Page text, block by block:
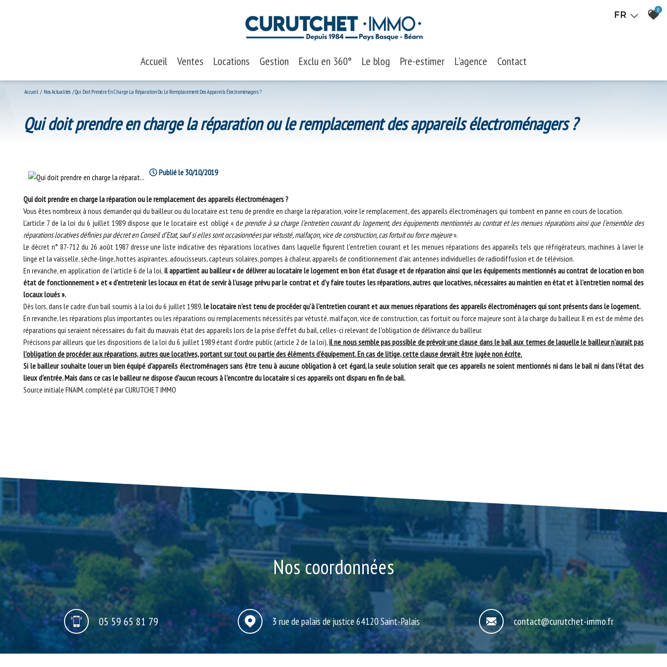
FR 0
Accueil Ventes
Maisons
Terrains
Locations
Maisons
Biens professionnels
Gestion Exclu en 360° Le blog Pre-estimer L'agence
Nos partenaires
Contact
Accueil Nos Actualités Qui Doit Prendre En Charge La Réparation Ou Le Remplacement Des Appareils Électroménagers ?
qui doit prendre en charge la réparation ou le remplacement des appareils électroménagers ?
Publié le 30/10/2019
Qui doit prendre en charge la réparation ou le remplacement des appareils électroménagers ?
Vous êtes nombreux à nous demander qui du bailleur ou du locataire est tenu de prendre en charge la réparation, voire le remplacement, des appareils électroménagers qui tombent en panne en cours de location.
L’article 7 de la loi du 6 juillet 1989 dispose que le locataire est obligé « de prendre à sa charge l’entretien courant du logement, des équipements mentionnés au contrat et les menues réparations ainsi que l’ensemble des
réparations locatives définies par décret en Conseil d’Etat, sauf si elles sont occasionnées par vétusté, malfaçon, vice de construction, cas fortuit ou force majeure».
Le décret n° 87-712 du 26 août 1987 dresse une liste indicative des réparations locatives dans laquelle figurent l’entretien courant et les menues réparations des appareils tels que réfrigérateurs, machines à laver le
linge et la vaisselle, sèche-linge, hottes aspirantes, adoucisseurs, capteurs solaires, pompes à chaleur, appareils de conditionnement d’air, antennes individuelles de radiodiffusion et de télévision.
En revanche, en application de l’article 6 de la loi, il appartient au bailleur « de délivrer au locataire le logement en bon état d’usage et de réparation ainsi que les équipements mentionnés au contrat de location en bon
état de fonctionnement » et « d’entretenir les locaux en état de servir à l’usage prévu par le contrat et d’y faire toutes les réparations, autres que locatives, nécessaires au maintien en état et à l’entretien normal des
locaux loués ».
Dès lors, dans le cadre d’un bail soumis à la loi du 6 juillet 1989,le locataire n’est tenu de procéder qu’à l’entretien courant et aux menues réparations des appareils électroménagers qui sont présents dans le logement.
En revanche, les réparations plus importantes ou les réparations ou remplacements nécessités par vétusté, malfaçon, vice de construction, cas fortuit ou force majeure sont à la charge du bailleur. Il en est de même des
réparations qui seraient nécessaires du fait du mauvais état des appareils lors de la prise d'effet du bail, celles-ci relevant de l'obligation de délivrance du bailleur.
Précisons par ailleurs que les dispositions de la loi du 6 juillet 1989 étant d’ordre public (article 2 de la loi),il ne nous semble pas possible de prévoir une clause dans le bail aux termes de laquelle le bailleur n’aurait pas
l’obligation de procéder aux réparations, autres que locatives, portant sur tout ou partie des éléments d’équipement. En cas de litige, cette clause devrait être jugée non écrite.
Si le bailleur souhaite louer un bien équipé d'appareils électroménagers sans être tenu à aucune obligation à cet égard, la seule solution serait que ces appareils ne soient mentionnés ni dans le bail ni dans l'état des
lieux d'entrée. Mais dans ce cas le bailleur ne dispose d'aucun recours à l'encontre du locataire si ces appareils ont disparu en fin de bail.
Source initiale FNAIM, complété par CURUTCHET IMMO
Nos coordonnées
05 59 65 81 79 contact@curutchet-immo.fr
3 rue de palais de justice64120 Saint-Palais